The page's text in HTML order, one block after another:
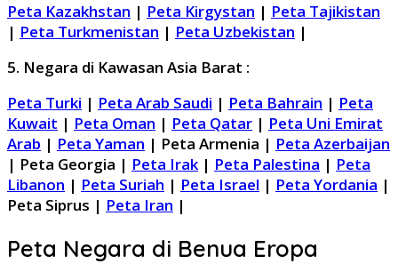
Peta Kazakhstan | Peta Kirgystan | Peta Tajikistan
| Peta Turkmenistan | Peta Uzbekistan |
5. Negara di Kawasan Asia Barat :
Peta Turki | Peta Arab Saudi | Peta Bahrain | Peta
Kuwait | Peta Oman | Peta Qatar | Peta Uni Emirat
Arab | Peta Yaman | Peta Armenia | Peta Azerbaijan
| Peta Georgia | Peta Irak | Peta Palestina | Peta
Libanon | Peta Suriah | Peta Israel | Peta Yordania |
Peta Siprus | Peta Iran |
Peta Negara di Benua Eropa